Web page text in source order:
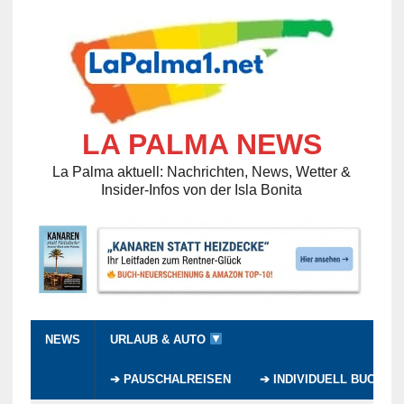
LA PALMA NEWS
La Palma aktuell: Nachrichten, News, Wetter &
Insider-Infos von der Isla Bonita
NEWS URLAUB & AUTO
➔ PAUSCHALREISEN ➔ INDIVIDUELL BUCHEN